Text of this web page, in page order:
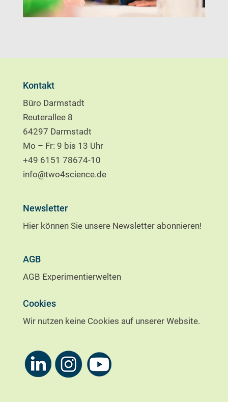
Kontakt
Büro Darmstadt
Reuterallee 8
64297 Darmstadt
Mo – Fr: 9 bis 13 Uhr
+49 6151 78674-10
info@two4science.de
Newsletter
Hier können Sie unsere Newsletter abonnieren!
AGB
AGB Experimentierwelten
Cookies
Wir nutzen keine Cookies auf unserer Website.